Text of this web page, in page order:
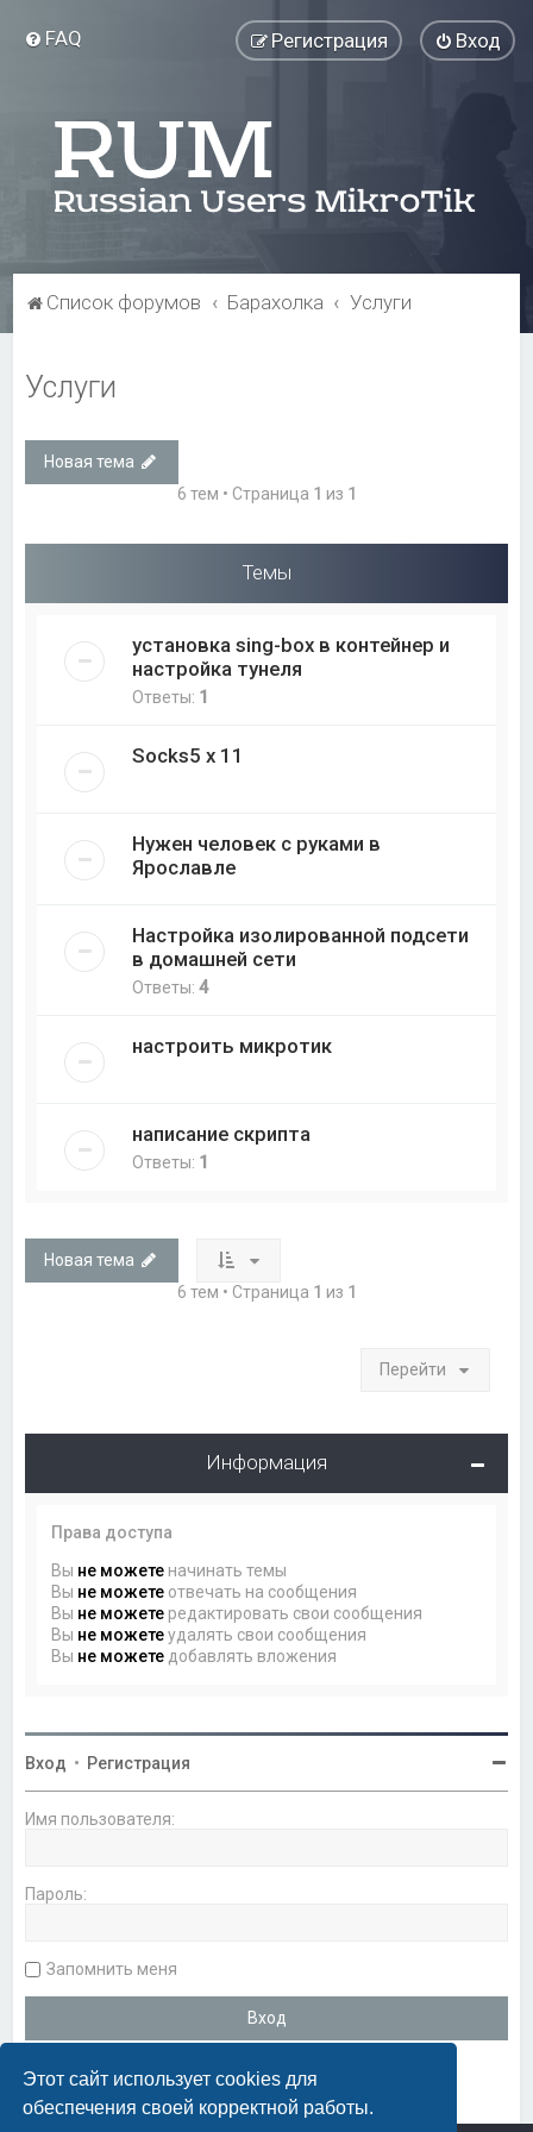
Этот сайт использует cookies для
обеспечения своей корректной работы.
FAQ Вход
Регистрация
Список форумов Барахолка Услуги
Услуги
Новая тема
6 тем • Страница 1 из 1
Темы
установка sing-box в контейнер и
настройка тунеля
Ответы: 1
Socks5 x 11
Нужен человек с руками в
Ярославле
Настройка изолированной подсети
в домашней сети
Ответы:4
настроить микротик
написание скрипта
Ответы: 1
Новая тема
6 тем • Страница 1 из 1
Перейти
Информация
Права доступа
Вы не можете начинать темы
Вы не можете отвечать на сообщения
Вы не можете редактировать свои сообщения
Вы не можетеудалять свои сообщения
Вы не можете добавлять вложения
Вход • Регистрация
Имя пользователя:
Пароль:
Запомнить меня